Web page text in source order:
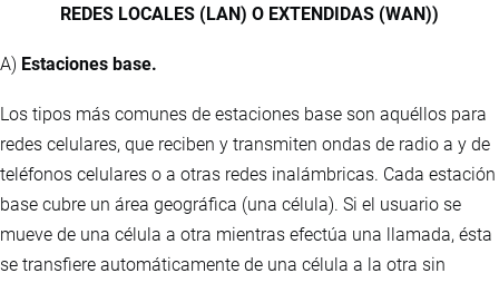
REDES LOCALES (LAN) O EXTENDIDAS (WAN))
A) Estaciones base.
Los tipos más comunes de estaciones base son aquéllos para
redes celulares, que reciben y transmiten ondas de radio a y de
teléfonos celulares o a otras redes inalámbricas. Cada estación
base cubre un área geográfica (una célula). Si el usuario se
mueve de una célula a otra mientras efectúa una llamada, ésta
se transfiere automáticamente de una célula a la otra sin